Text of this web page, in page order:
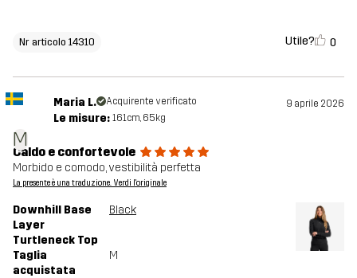
Nr articolo 14310 Utile? 0
M
Maria L. Acquirente verificato 9 aprile 2026
Le misure: 161cm, 65kg
Caldo e confortevole
Morbido e comodo, vestibilità perfetta
La presente è una traduzione. Verdi l'originale
Downhill Base
Layer
Turtleneck Top
Black
Taglia
acquistata
M